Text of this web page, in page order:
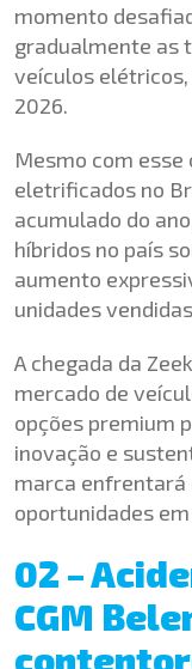
momento
gradualmente as
veículos
2026.
Mesmo com
eletrificados no
acumulado do
híbridos no país
aumento
unidades
A chegada da
mercado de
opções premium
inovação e
marca enfrentará
oportunidades
02 –
CGM